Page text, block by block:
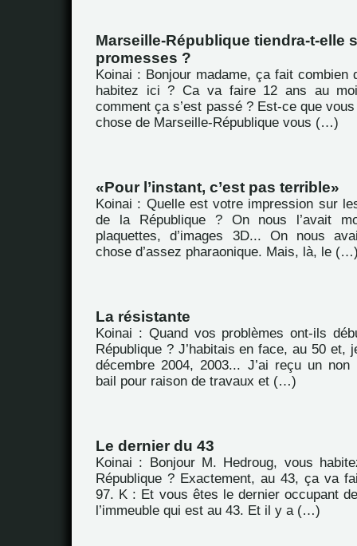
Marseille-République tiendra-t-elle
promesses ?
Koinai : Bonjour madame, ça fait combien
habitez ici ? Ca va faire 12 ans au
comment ça s’est passé ? Est-ce que
chose de Marseille-République vous (…)
Pour l’instant, c’est pas terrible
Koinai : Quelle est votre impression sur
de la République ? On nous l’avait
plaquettes, d’images 3D... On nous
chose d’assez pharaonique. Mais, là, le
La résistante
Koinai : Quand vos problèmes ont-ils
République ? J’habitais en face, au 50 et,
décembre 2004, 2003... J’ai reçu un non
bail pour raison de travaux et (…)
Le dernier du 43
Koinai : Bonjour M. Hedroug, vous
République ? Exactement, au 43, ça va
97. K : Et vous êtes le dernier occupant
l’immeuble qui est au 43. Et il y a (…)